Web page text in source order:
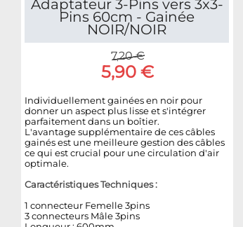
Adaptateur 3-Pins vers 3x3-
Pins 60cm - Gainée
NOIR/NOIR
7,20 €
5,90 €
Individuellement gainées en noir pour
donner un aspect plus lisse et s'intégrer
parfaitement dans un boîtier.
L'avantage supplémentaire de ces câbles
gainés est une meilleure gestion des câbles
ce qui est crucial pour une circulation d'air
optimale.
Caractéristiques Techniques :
1 connecteur Femelle 3pins
3 connecteurs Mâle 3pins